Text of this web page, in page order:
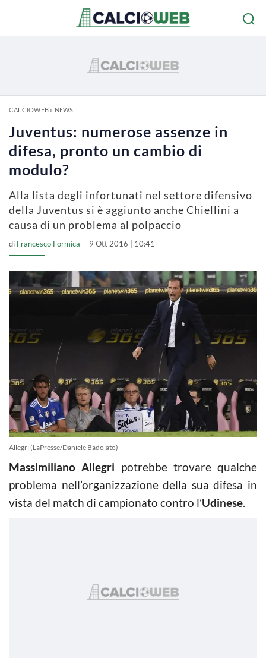
CALCIOWEB» NEWS
Juventus: numerose assenze in
difesa, pronto un cambio di
modulo?
Alla lista degli infortunati nel settore difensivo
della Juventus si è aggiunto anche Chiellini a
causa di un problema al polpaccio
di Francesco Formica 9 Ott 2016 | 10:41
Allegri (LaPresse/Daniele Badolato)
Massimiliano Allegri potrebbe trovare qualche
problema nell’organizzazione della sua difesa in
vista del match di campionato contro l’Udinese.